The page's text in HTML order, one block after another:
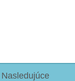
Nasledujúce